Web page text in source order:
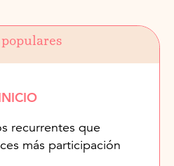
populares
recurrentes que
más participación